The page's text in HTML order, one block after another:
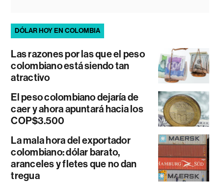
DÓLAR HOY EN COLOMBIA
Las razones por las que el peso
colombiano está siendo tan
atractivo
El peso colombiano dejaría de
caer y ahora apuntará hacia los
COP$3.500
La mala hora del exportador
colombiano: dólar barato,
aranceles y fletes que no dan
tregua